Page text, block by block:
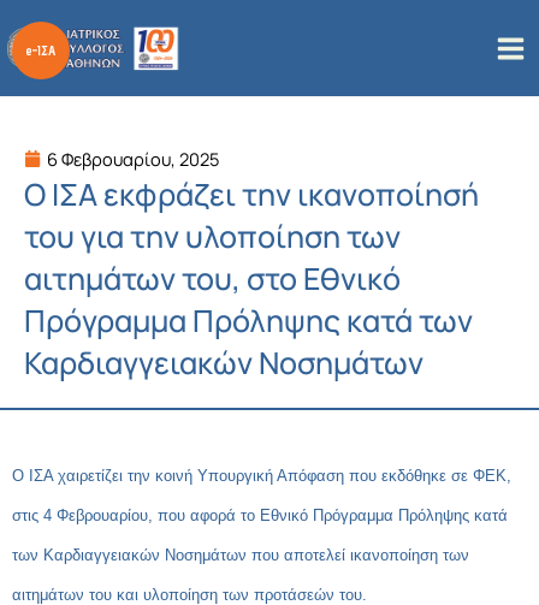
στο
περιεχόμενο
6 Φεβρουαρίου, 2025
Ο ΙΣΑ εκφράζει την ικανοποίησή
του για την υλοποίηση των
αιτημάτων του, στο Εθνικό
Πρόγραμμα Πρόληψης κατά των
Καρδιαγγειακών Νοσημάτων
Ο ΙΣΑ χαιρετίζει την κοινή Υπουργική Απόφαση που εκδόθηκε σε ΦΕΚ,
στις 4 Φεβρουαρίου, που αφορά το Εθνικό Πρόγραμμα Πρόληψης κατά
των Καρδιαγγειακών Νοσημάτων που αποτελεί ικανοποίηση των
αιτημάτων του και υλοποίηση των προτάσεών του.